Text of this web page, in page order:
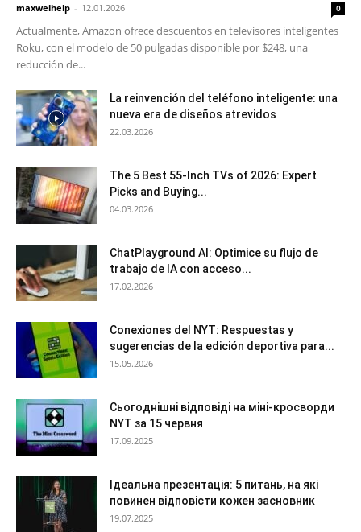
maxwelhelp - 12.01.2026 0
Actualmente, Amazon ofrece descuentos en televisores inteligentes
Roku, con el modelo de 50 pulgadas disponible por $248, una
reducción de...
La reinvención del teléfono inteligente: una
nueva era de diseños atrevidos
22.03.2026
The 5 Best 55-Inch TVs of 2026: Expert
Picks and Buying...
04.03.2026
ChatPlayground AI: Optimice su flujo de
trabajo de IA con acceso...
17.02.2026
Conexiones del NYT: Respuestas y
sugerencias de la edición deportiva para...
15.05.2026
Сьогоднішні відповіді на міні-кросворди
NYT за 15 червня
17.09.2025
Ідеальна презентація: 5 питань, на які
повинен відповісти кожен засновник
19.07.2025